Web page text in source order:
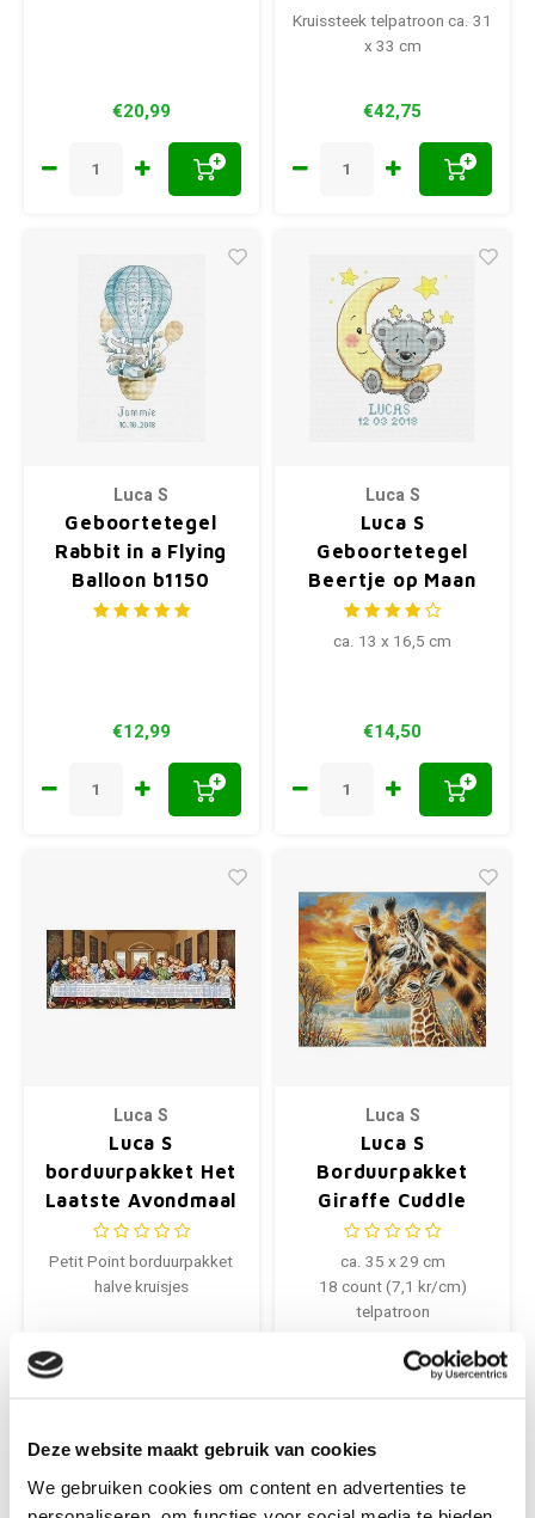
Deze website maakt gebruik van cookies
We gebruiken cookies om content en advertenties te
€20,99
+
Kruissteek telpatroon ca. 31
x 33 cm
€42,75
+
Luca S
Geboortetegel
Rabbit in a Flying
Balloon b1150
€12,99
+
Luca S
Luca S
Geboortetegel
Beertje op Maan
SB1146
ca. 13 x 16,5 cm
€14,50
+
Luca S
Luca S
borduurpakket Het
Laatste Avondmaal
G407
Petit Point borduurpakket
halve kruisjes
Luca S
Luca S
Borduurpakket
Giraffe Cuddle
ca. 35 x 29 cm
18 count (7,1 kr/cm)
telpatroon
€54,10